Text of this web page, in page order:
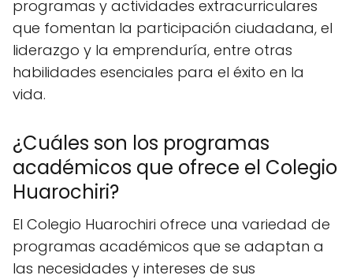
programas y actividades extracurriculares
que fomentan la participación ciudadana, el
liderazgo y la emprenduría, entre otras
habilidades esenciales para el éxito en la
vida.
¿Cuáles son los programas
académicos que ofrece el Colegio
Huarochiri?
El Colegio Huarochiri ofrece una variedad de
programas académicos que se adaptan a
las necesidades y intereses de sus